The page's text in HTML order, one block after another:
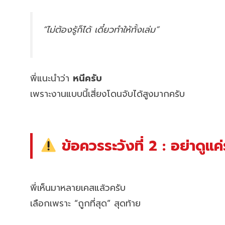
“ไม่ต้องรู้ก็ได้ เดี๋ยวทำให้ทั้งเล่ม”
พี่แนะนำว่า หนีครับ
เพราะงานแบบนี้เสี่ยงโดนจับได้สูงมากครับ
ข้อควรระวังที่ 2 : อย่าดูแ
พี่เห็นมาหลายเคสแล้วครับ
เลือกเพราะ “ถูกที่สุด” สุดท้าย